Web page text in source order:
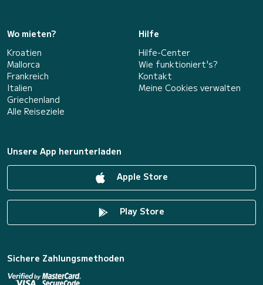
Wo mieten?
Kroatien
Mallorca
Frankreich
Italien
Griechenland
Alle Reiseziele
Hilfe
Hilfe-Center
Wie funktioniert's?
Kontakt
Meine Cookies verwalten
Unsere App herunterladen
Apple Store
Play Store
Sichere Zahlungsmethoden